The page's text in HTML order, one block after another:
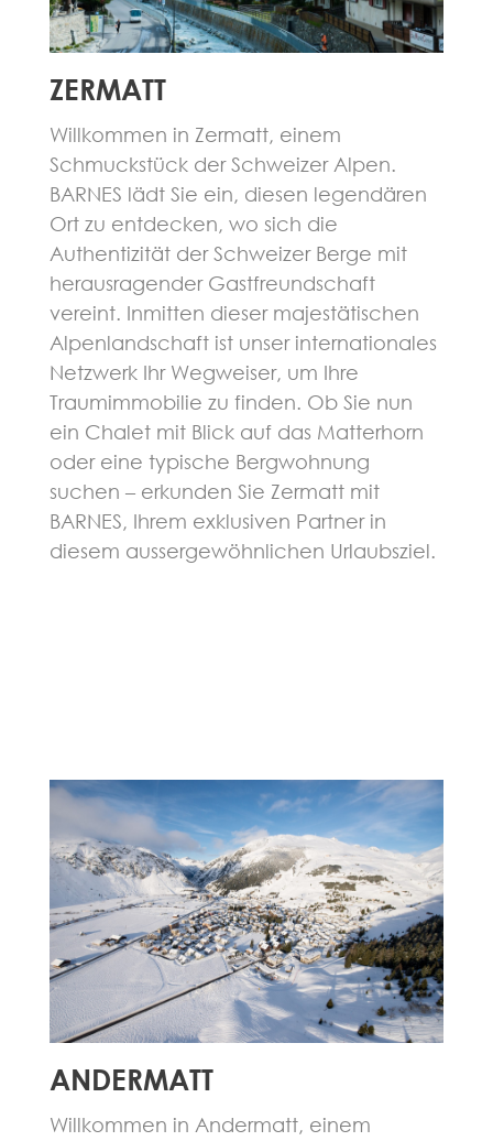
ZERMATT
Willkommen in Zermatt, einem
Schmuckstück der Schweizer Alpen.
BARNES lädt Sie ein, diesen legendären
Ort zu entdecken, wo sich die
Authentizität der Schweizer Berge mit
herausragender Gastfreundschaft
vereint. Inmitten dieser majestätischen
Alpenlandschaft ist unser internationales
Netzwerk Ihr Wegweiser, um Ihre
Traumimmobilie zu finden. Ob Sie nun
ein Chalet mit Blick auf das Matterhorn
oder eine typische Bergwohnung
suchen – erkunden Sie Zermatt mit
BARNES, Ihrem exklusiven Partner in
diesem aussergewöhnlichen Urlaubsziel.
ANDERMATT
Willkommen in Andermatt, einem